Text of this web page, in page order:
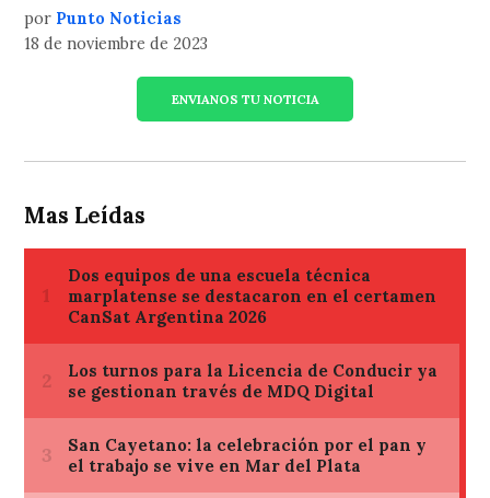
por Punto Noticias
18 de noviembre de 2023
ENVIANOS TU NOTICIA
Mas Leídas